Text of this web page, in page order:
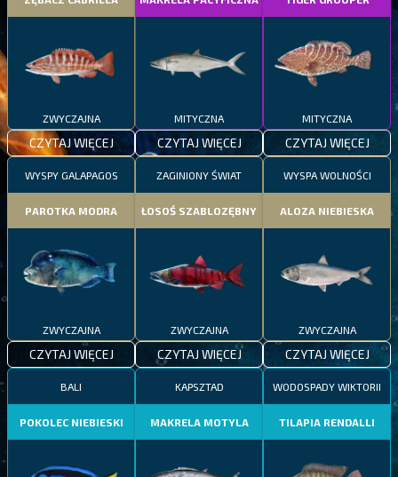
ZWYCZAJNA
CZYTAJ WIĘCEJ
MITYCZNA
CZYTAJ WIĘCEJ
MITYCZNA
CZYTAJ WIĘCEJ
WYSPY GALAPAGOS
PAROTKA MODRA
ZWYCZAJNA
CZYTAJ WIĘCEJ
ZAGINIONY ŚWIAT
ŁOSOŚ SZABLOZĘBNY
ZWYCZAJNA
CZYTAJ WIĘCEJ
WYSPA WOLNOŚCI
ALOZA NIEBIESKA
ZWYCZAJNA
CZYTAJ WIĘCEJ
BALI
POKOLEC NIEBIESKI
KAPSZTAD
MAKRELA MOTYLA
WODOSPADY WIKTORII
TILAPIA RENDALLI